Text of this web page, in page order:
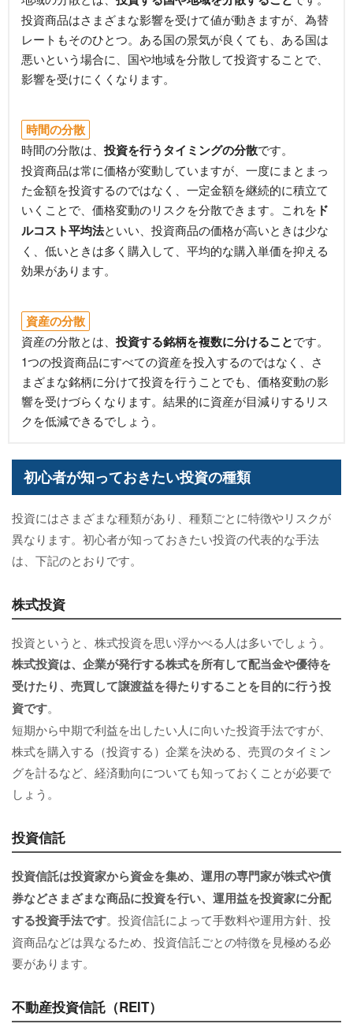
投資商品はさまざまな影響を受けて値が動きますが、為替
レートもそのひとつ。ある国の景気が良くても、ある国は
悪いという場合に、国や地域を分散して投資することで、
影響を受けにくくなります。
時間の分散
時間の分散は、 投資を行うタイミングの分散です。
投資商品は常に価格が変動していますが、一度にまとまっ
た金額を投資するのではなく、一定金額を継続的に積立て
いくことで、価格変動のリスクを分散できます。これを ド
ルコスト平均法といい、投資商品の価格が高いときは少な
く、低いときは多く購入して、平均的な購入単価を抑える
効果があります。
資産の分散
資産の分散とは、 投資する銘柄を複数に分けることです。
1つの投資商品にすべての資産を投入するのではなく、さ
まざまな銘柄に分けて投資を行うことでも、価格変動の影
響を受けづらくなります。結果的に資産が目減りするリス
クを低減できるでしょう。
初心者が知っておきたい投資の種類
投資にはさまざまな種類があり、種類ごとに特徴やリスクが
異なります。初心者が知っておきたい投資の代表的な手法
は、下記のとおりです。
株式投資
投資というと、株式投資を思い浮かべる人は多いでしょう。
株式投資は、企業が発行する株式を所有して配当金や優待を
受けたり、売買して譲渡益を得たりすることを目的に行う投
資です。
短期から中期で利益を出したい人に向いた投資手法ですが、
株式を購入する（投資する）企業を決める、売買のタイミン
グを計るなど、経済動向についても知っておくことが必要で
しょう。
投資信託
投資信託は投資家から資金を集め、運用の専門家が株式や債
券などさまざまな商品に投資を行い、運用益を投資家に分配
する投資手法です。投資信託によって手数料や運用方針、投
資商品などは異なるため、投資信託ごとの特徴を見極める必
要があります。
不動産投資信託（REIT）